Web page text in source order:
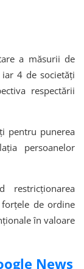
a măsurii de
4 de societăți
respectării
pentru punerea
persoanelor
restricționarea
de ordine
în valoare
News